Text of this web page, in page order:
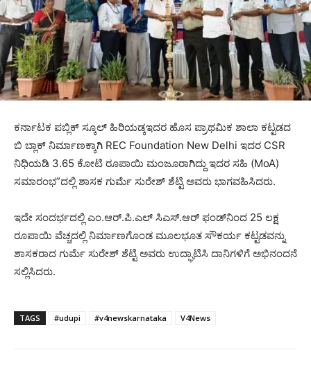
ಕರ್ನಾಟಕ ಪಬ್ಲಿಕ್ ಸ್ಕೂಲ್ ಹಿರಿಯಡ್ಕಇದರ ಹೊಸ ಪ್ರಾಥಮಿಕ ಶಾಲಾ ಕಟ್ಟಡದ
ಬಿ ಬ್ಲಾಕ್ ನಿರ್ಮಾಣಕ್ಕಾಗಿ REC Foundation New Delhi ಇದರ CSR
ನಿಧಿಯಡಿ 3.65 ಕೋಟಿ ರೂಪಾಯಿ ಮಂಜೂರಾಗಿದ್ದು ಇದರ ಸಹಿ (MoA)
ಸಮಾರಂಭ”ದಲ್ಲಿ ಶಾಸಕ ಗುರ್ಮೆ ಸುರೇಶ್ ಶೆಟ್ಟಿ ಅವರು ಭಾಗವಹಿಸಿದರು.
ಇದೇ ಸಂದರ್ಭದಲ್ಲಿ ಎಂ.ಆ‌ರ್.ಪಿ.ಎಲ್ ಸಿಎಸ್.ಆರ್ ಫಂಡ್‌ನಿಂದ 25 ಲಕ್ಷ
ರೂಪಾಯಿ ವೆಚ್ಚದಲ್ಲಿ ನಿರ್ಮಾಣಗೊಂಡ ಮೂಲಭೂತ ಸೌಕರ್ಯ ಕಟ್ಟಡವನ್ನು
ಶಾಸಕರಾದ ಗುರ್ಮೆ ಸುರೇಶ್ ಶೆಟ್ಟಿ ಅವರು ಉದ್ಘಾಟಿಸಿ ದಾನಿಗಳಿಗೆ ಅಭಿನಂದನೆ
ಸಲ್ಲಿಸಿದರು.
TAGS #udupi #v4newskarnataka V4News